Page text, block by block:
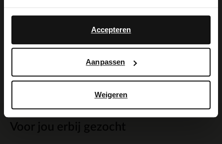
Accepteren
Aanpassen
Weigeren
Voor jou erbij gezocht
Alles over dit product
Maattabel
Bezorgen & retour
English